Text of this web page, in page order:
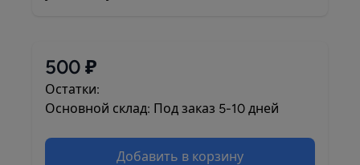
500 ₽
Остатки:
Основной склад: Под заказ 5-10 дней
Добавить в корзину